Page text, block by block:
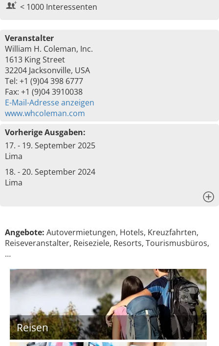
< 1000 Interessenten
Veranstalter
William H. Coleman, Inc.
1613 King Street
32204 Jacksonville, USA
Tel: +1 (9)04 398 6777
Fax: +1 (9)04 3910038
E-Mail-Adresse anzeigen
www.whcoleman.com
Vorherige Ausgaben:
17. - 19. September 2025
Lima
18. - 20. September 2024
Lima
Angebote: Autovermietungen, Hotels, Kreuzfahrten,
Reiseveranstalter, Reiseziele, Resorts, Tourismusbüros,
…
Reisen